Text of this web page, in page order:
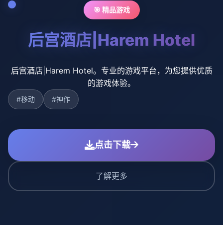
🎯 精品游戏
后宫酒店|Harem Hotel
后宫酒店|Harem Hotel。专业的游戏平台，为您提供优质
的游戏体验。
#移动 #神作
点击下载
了解更多